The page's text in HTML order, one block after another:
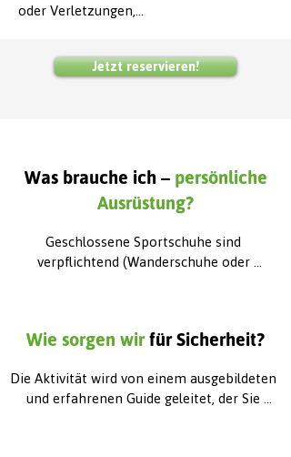
oder Verletzungen,
- Personen unter dem Einfluss von
Personen unter dem Einfluss von
Alkohol oder anderen psychoaktiven
Substanzen verboten.
Jetzt reservieren!
Was brauche ich – persönliche
Ausrüstung?
Geschlossene Sportschuhe sind
verpflichtend (Wanderschuhe oder
entspricht (Pullover, Oberbekleidung,
Wie sorgen wirfür Sicherheit?
Die Aktivität wird von einem ausgebildeten
und erfahrenen Guide geleitet, der Sie